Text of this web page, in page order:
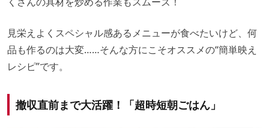
見栄えよくスペシャル感あるメニューが食べたいけど、何
品も作るのは大変……そんな方にこそオススメの“簡単映え
レシピ”です。
撤収直前まで大活躍！「超時短朝ごはん」